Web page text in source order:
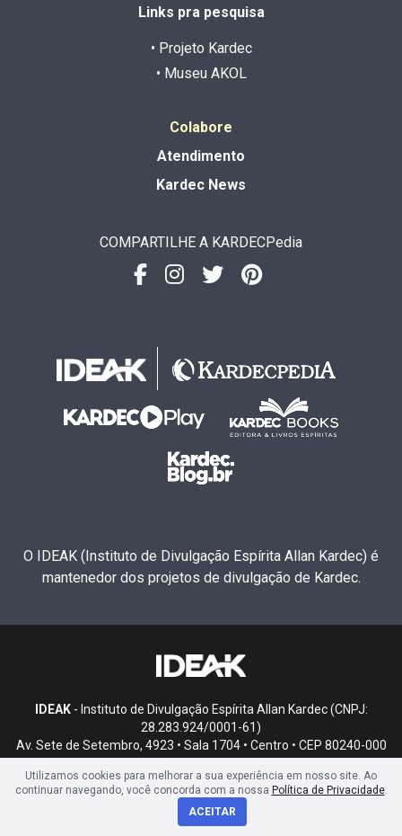
Links pra pesquisa
• Projeto Kardec
• Museu AKOL
Colabore
Atendimento
Kardec News
COMPARTILHE A KARDECPedia
O IDEAK (Instituto de Divulgação Espírita Allan Kardec) é
mantenedor dos projetos de divulgação de Kardec.
IDEAK- Instituto de Divulgação Espírita Allan Kardec (CNPJ:
28.283.924/0001-61)
Av. Sete de Setembro, 4923 • Sala 1704 • Centro • CEP 80240-000
Utilizamos cookies para melhorar a sua experiência em nosso site. Ao
continuar navegando, você concorda com a nossa Política de Privacidade.
ACEITAR